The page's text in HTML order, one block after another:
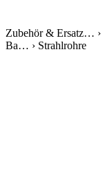
Zubehör & Ersatz… ›
Ba… › Strahlrohre